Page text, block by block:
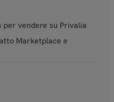
vendere su Privalia
Marketplace e